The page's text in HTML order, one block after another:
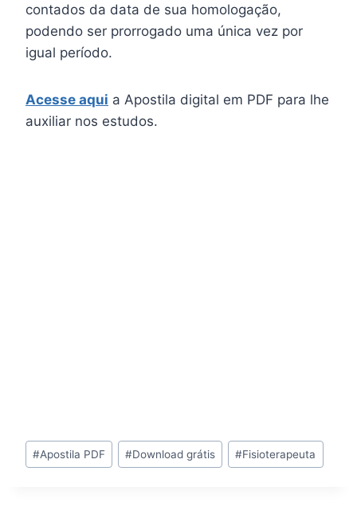
contados da data de sua homologação,
podendo ser prorrogado uma única vez por
igual período.
Acesse aqui a Apostila digital em PDF para lhe
auxiliar nos estudos.
Tags
do
#Apostila PDF #Download grátis #Fisioterapeuta